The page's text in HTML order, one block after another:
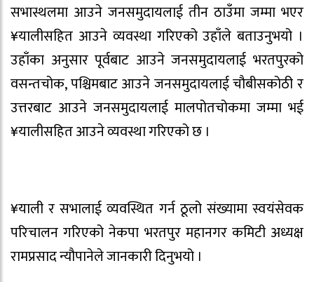
सभास्थलमा आउने जनसमुदायलाई तीन ठाउँमा जम्मा भएर
¥यालीसहित आउने व्यवस्था गरिएको उहाँले बताउनुभयो ।
उहाँका अनुसार पूर्वबाट आउने जनसमुदायलाई भरतपुरको
वसन्तचोक, पश्चिमबाट आउने जनसमुदायलाई चौबीसकोठी र
उत्तरबाट आउने जनसमुदायलाई मालपोतचोकमा जम्मा भई
¥यालीसहित आउने व्यवस्था गरिएको छ ।
¥याली र सभालाई व्यवस्थित गर्न ठूलो संख्यामा स्वयंसेवक
परिचालन गरिएको नेकपा भरतपुर महानगर कमिटी अध्यक्ष
रामप्रसाद न्यौपानेले जानकारी दिनुभयो ।